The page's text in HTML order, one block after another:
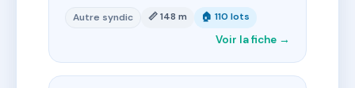
Autre syndic 📏 148 m 🏠 110 lots
Voir la fiche →